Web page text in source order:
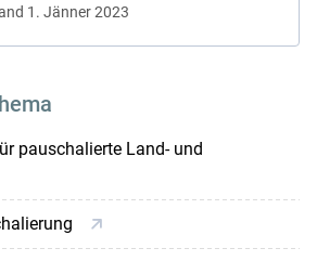
1. Jänner 2023
pauschalierte Land- und